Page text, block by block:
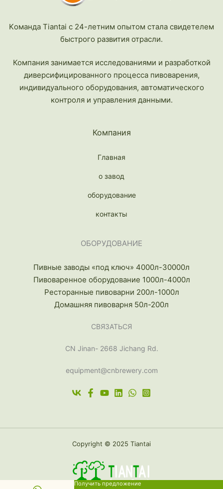
Получить предложение
Kоманда Tiantai с 24-летним опытом стала свидетелем
быстрого развития отрасли.
Компания занимается исследованиями и разработкой
диверсифицированного процесса пивоварения,
индивидуального оборудования, автоматического
контроля и управления данными.
Компания
Главная
о завод
оборудование
контакты
ОБОРУДОВАНИЕ
Пивные заводы «под ключ» 4000л-30000л
Пивоваренное оборудование 1000л-4000л
Ресторанные пивоварни 200л-1000л
Домашняя пивоварня 50л-200л
СВЯЗАТЬСЯ
CN Jinan- 2668 Jichang Rd.
equipment@cnbrewery.com
Copyright © 2025 Tiantai